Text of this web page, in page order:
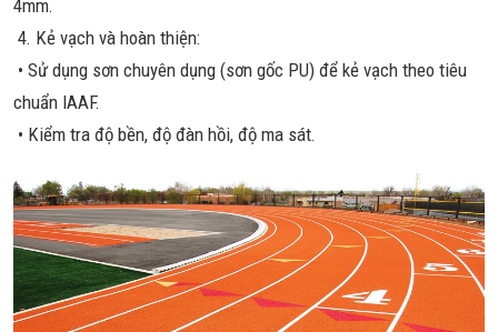
4mm.
4. Kẻ vạch và hoàn thiện:
• Sử dụng sơn chuyên dụng (sơn gốc PU) để kẻ vạch theo tiêu
chuẩn IAAF.
• Kiểm tra độ bền, độ đàn hồi, độ ma sát.